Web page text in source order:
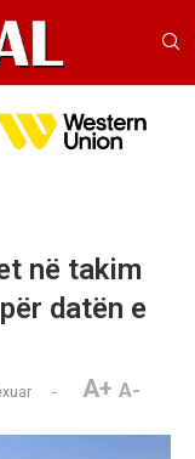
në takim
datën e
A+ A-